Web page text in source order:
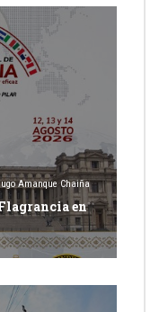
Amanque Chaiña
en